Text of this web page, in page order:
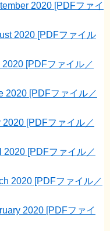
2020 [PDFファイ
2020 [PDFファイル
[PDFファイル／
2020 [PDFファイル／
[PDFファイル／
2020 [PDFファイル／
2020 [PDFファイル／
2020 [PDFファイ